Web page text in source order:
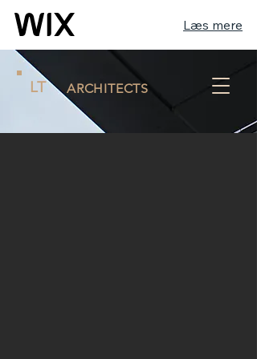
Læs mere